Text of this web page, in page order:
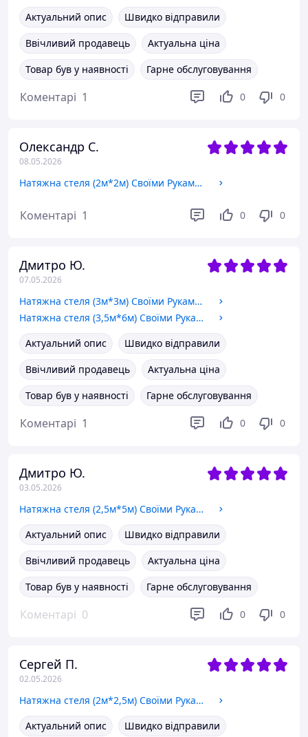
Актуальний опис
Швидко відправили
Ввічливий продавець
Актуальна ціна
Товар був у наявності
Гарне обслуговування
Коментарі 1 0 0
Олександр С.
08.05.2026
Натяжна стеля (2м*2м) Своїми Руками БІЛА ГЛЯНЦЕВА. Натяжна стеля Зроби Сам комплект №21
Коментарі 1 0 0
Дмитро Ю.
07.05.2026
Натяжна стеля (3м*3м) Своїми Руками БІЛА МАТОВА. Натяжна стеля Зроби Сам комплект №38
Натяжна стеля (3,5м*6м) Своїми Руками БІЛА МАТОВА. Натяжна стеля Зроби Сам комплект №50
Актуальний опис
Швидко відправили
Ввічливий продавець
Актуальна ціна
Товар був у наявності
Гарне обслуговування
Коментарі 1 0 0
Дмитро Ю.
03.05.2026
Натяжна стеля (2,5м*5м) Своїми Руками БІЛА МАТОВА. Натяжна стеля Зроби Сам комплект №35
Актуальний опис
Швидко відправили
Ввічливий продавець
Актуальна ціна
Товар був у наявності
Гарне обслуговування
Коментарі 0 0 0
Сергей П.
02.05.2026
Натяжна стеля (2м*2,5м) Своїми Руками БІЛА ГЛЯНЦЕВА. Натяжна стеля Зроби Сам комплект №22
Актуальний опис
Швидко відправили